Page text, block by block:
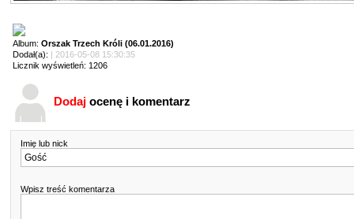
Album: Orszak Trzech Króli (06.01.2016)
Dodał(a): | 2016-05-08 15:30:35
Licznik wyświetleń: 1206
Dodaj ocenę i komentarz
Imię lub nick
Wpisz treść komentarza